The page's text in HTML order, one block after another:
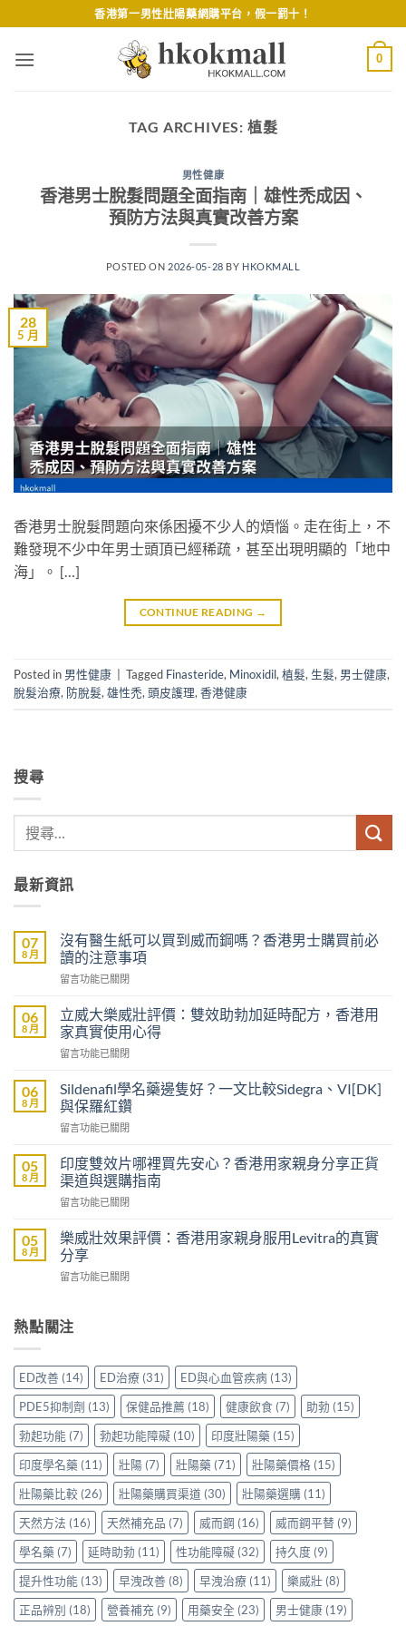
to
content
香港第一男性壯陽藥網購平台，假一罰十！
0
TAG ARCHIVES: 植髮
男性健康
香港男士脫髮問題全面指南｜雄性禿成因、
預防方法與真實改善方案
POSTED ON 2026-05-28 BY HKOKMALL
28
5 月
香港男士脫髮問題向來係困擾不少人的煩惱。走在街上，不
難發現不少中年男士頭頂已經稀疏，甚至出現明顯的「地中
海」。 […]
CONTINUE READING →
Posted in 男性健康 Tagged Finasteride, Minoxidil,植髮,生髮, 男士健康,
脫髮治療, 防脫髮,雄性禿,頭皮護理,香港健康
搜尋
最新資訊
07
8 月
沒有醫生紙可以買到威而鋼嗎？香港男士購買前必
讀的注意事項
在
有
醫
生
紙
以
買
到
威
鋼
嗎？
港
士
購
買
讀
的
意
事
項〉
中
留言功能已關閉
06
8 月
立威大樂威壯評價：雙效助勃加延時配方，香港用
家真實使用心得
在
威
大
樂
威
評
價：
雙
效
勃
加
時
香
家
真
實
使
用
心
得〉
中
留言功能已關閉
06
8 月
Sildenafil學名藥邊隻好？一文比較Sidegra、VI[DK]
與保羅紅鑽
在
學
名
藥
邊
好？
一
文
比
VI[DK]
羅
紅
鑽〉
中
留言功能已關閉
05
8 月
印度雙效片哪裡買先安心？香港用家親身分享正貨
渠道與選購指南
在
度
雙
效
片
買
心？
香
港
用
家
親
身
分
享
正
貨
渠
道
與
選
購
指
留言功能已關閉
05
8 月
樂威壯效果評價：香港用家親身服用Levitra的真實
分享
在
壯
效
評
價：
香
港
用
家
親
身
服
用
Levitra
的
真
實
分
享〉
中
留言功能已關閉
熱點關注
ED改善 (14) ED治療 (31) ED與心血管疾病 (13)
PDE5抑制劑 (13) 保健品推薦 (18) 健康飲食 (7) 助勃 (15)
勃起功能 (7) 勃起功能障礙 (10) 印度壯陽藥 (15)
印度學名藥 (11) 壯陽 (7) 壯陽藥 (71) 壯陽藥價格 (15)
壯陽藥比較 (26) 壯陽藥購買渠道 (30) 壯陽藥選購 (11)
天然方法 (16) 天然補充品 (7) 威而鋼 (16) 威而鋼平替 (9)
學名藥 (7) 延時助勃 (11) 性功能障礙 (32) 持久度 (9)
提升性功能 (13) 早洩改善 (8) 早洩治療 (11) 樂威壯 (8)
正品辨別 (18) 營養補充 (9) 用藥安全 (23) 男士健康 (19)